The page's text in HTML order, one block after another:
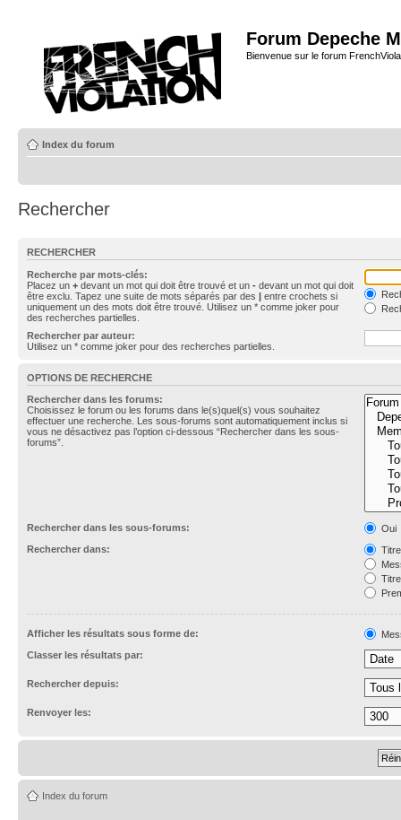
Forum Depeche
Bienvenue sur le forum
Index du forum
Rechercher
RECHERCHER
Recherche par mots-clés:
Placez un + devant un mot qui doit être trouvé et un - devant un mot qui doit
être exclu. Tapez une suite de mots séparés par des | entre crochets si
uniquement un des mots doit être trouvé. Utilisez un * comme joker pour
des recherches partielles.
Rechercher par auteur:
Utilisez un * comme joker pour des recherches partielles.
OPTIONS DE RECHERCHE
Rechercher dans les forums:
Choisissez le forum ou les forums dans le(s)quel(s) vous souhaitez
effectuer une recherche. Les sous-forums sont automatiquement inclus si
vous ne désactivez pas l’option ci-dessous “Rechercher dans les sous-
forums”.
Rechercher dans les sous-forums:
Oui
Rechercher dans:
Afficher les résultats sous forme de:
Classer les résultats par:
Rechercher depuis:
Renvoyer les:
Index du forum